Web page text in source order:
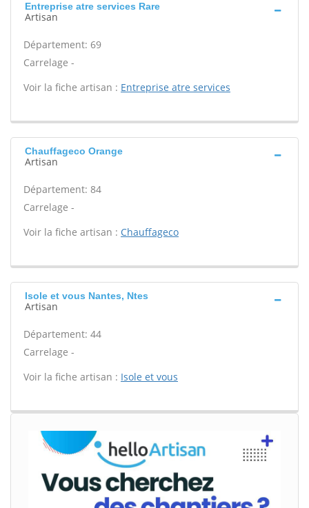
Entreprise atre services Rare
Artisan
Département: 69
Carrelage -
Voir la fiche artisan : Entreprise atre services
Chauffageco Orange
Artisan
Département: 84
Carrelage -
Voir la fiche artisan : Chauffageco
Isole et vous Nantes, Ntes
Artisan
Département: 44
Carrelage -
Voir la fiche artisan : Isole et vous